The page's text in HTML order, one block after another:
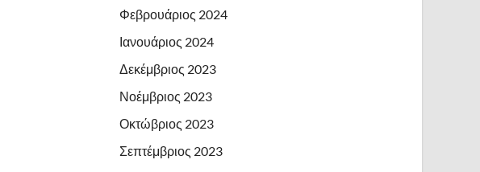
Φεβρουάριος 2024
Ιανουάριος 2024
Δεκέμβριος 2023
Νοέμβριος 2023
Οκτώβριος 2023
Σεπτέμβριος 2023